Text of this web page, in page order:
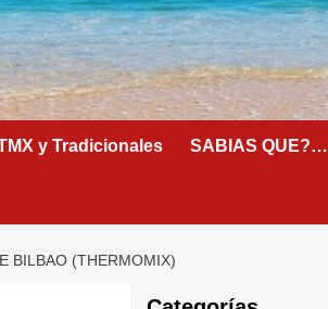
y Tradicionales SABIAS QUE?…
BILBAO (THERMOMIX)